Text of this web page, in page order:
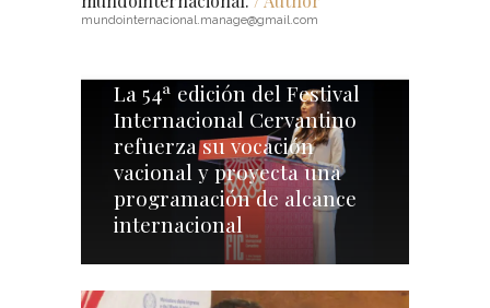
mundointernacional.manage@gmail.com
La 54ª edición del Festival
Internacional Cervantino
refuerza su vocación
vacional y proyecta una
programación de alcance
internacional